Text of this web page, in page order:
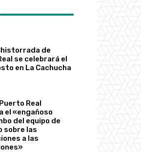
de
se celebrará el
en La Cachucha
Real
el «engañoso
del equipo de
sobre las
a las